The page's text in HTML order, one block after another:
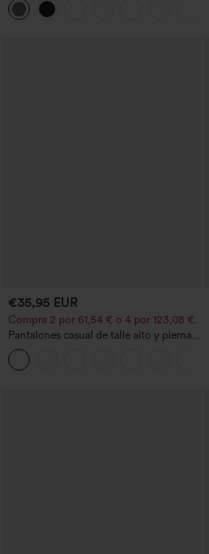
y bolsillos - Easy Peezy
€35,95 EUR
Compra 2 por 61,54 € o 4 por 123,08 €.
Pantalones casual de talle alto y pierna
recta con tacto de lino y bolsillos